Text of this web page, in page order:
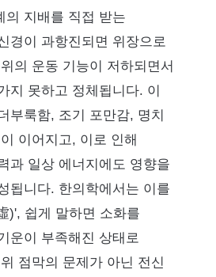
의 지배를 직접 받는
경이 과항진되면 위장으로
의 운동 기능이 저하되면서
지 못하고 정체됩니다. 이
부룩함, 조기 포만감, 명치
이어지고, 이로 인해
과 일상 에너지에도 영향을
됩니다. 한의학에서는 이를
)', 쉽게 말하면 소화를
운이 부족해진 상태로
점막의 문제가 아닌 전신